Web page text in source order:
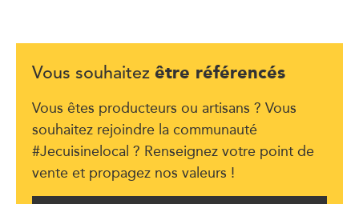
Vous souhaitez être référencés
Vous êtes producteurs ou artisans ? Vous
souhaitez rejoindre la communauté
#Jecuisinelocal ? Renseignez votre point de
vente et propagez nos valeurs !